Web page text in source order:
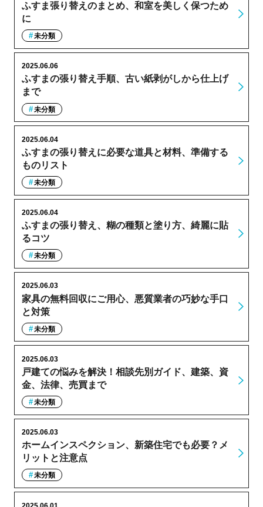
ふすま張り替えのまとめ、和室を美しく保つため
に
未分類
ふすまの張り替え手順、古い紙剥がしから仕上げ
まで
2025.06.06
未分類
ふすまの張り替えに必要な道具と材料、準備する
ものリスト
2025.06.04
未分類
ふすまの張り替え、糊の種類と塗り方、綺麗に貼
るコツ
2025.06.04
未分類
家具の無料回収にご用心、悪質業者の巧妙な手口
と対策
2025.06.03
未分類
戸建ての悩みを解決！相談先別ガイド、建築、資
金、法律、売買まで
2025.06.03
未分類
ホームインスペクション、新築住宅でも必要？メ
リットと注意点
2025.06.03
未分類